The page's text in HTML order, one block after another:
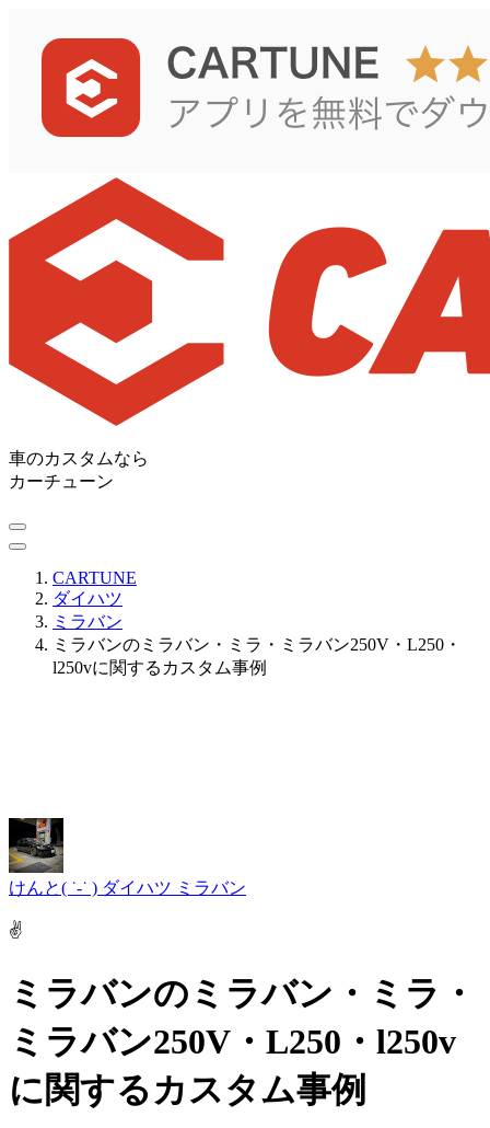
車のカスタムなら
カーチューン
CARTUNE
ダイハツ
ミラバン
ミラバンのミラバン・ミラ・ミラバン250V・L250・
l250vに関するカスタム事例
けんと( ˙-˙ ) ダイハツ ミラバン
✌️
ミラバンのミラバン・ミラ・
ミラバン250V・L250・l250v
に関するカスタム事例